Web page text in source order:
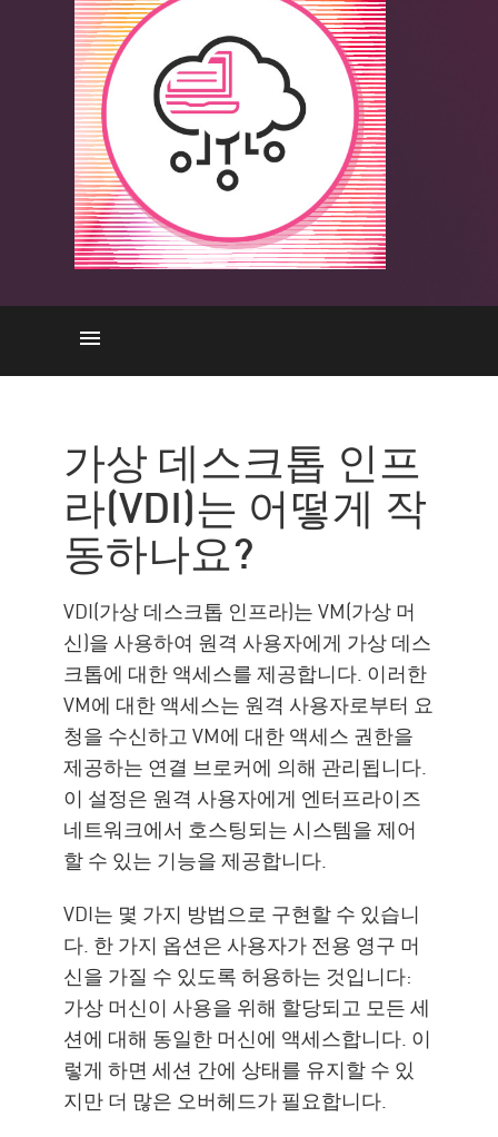
데스크톱 인프라
가상 데스크톱 인프
라(VDI)는 어떻게 작
동하나요?
VDI(가상 데스크톱 인프라)는 VM(가상 머
신)을 사용하여 원격 사용자에게 가상 데스
크톱에 대한 액세스를 제공합니다. 이러한
VM에 대한 액세스는 원격 사용자로부터 요
청을 수신하고 VM에 대한 액세스 권한을
제공하는 연결 브로커에 의해 관리됩니다.
이 설정은 원격 사용자에게 엔터프라이즈
네트워크에서 호스팅되는 시스템을 제어
할 수 있는 기능을 제공합니다.
VDI는 몇 가지 방법으로 구현할 수 있습니
다. 한 가지 옵션은 사용자가 전용 영구 머
신을 가질 수 있도록 허용하는 것입니다:
가상 머신이 사용을 위해 할당되고 모든 세
션에 대해 동일한 머신에 액세스합니다. 이
렇게 하면 세션 간에 상태를 유지할 수 있
지만 더 많은 오버헤드가 필요합니다.